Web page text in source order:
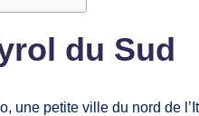
du Sud
une petite ville du nord de